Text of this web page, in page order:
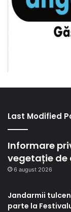
Last Modified
Informare
vegetație de
6 august 2026
Jandarmii
parte la